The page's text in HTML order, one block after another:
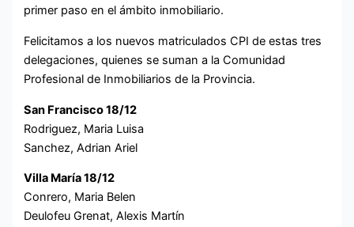
primer paso en el ámbito inmobiliario.
Felicitamos a los nuevos matriculados CPI de estas tres
delegaciones, quienes se suman a la Comunidad
Profesional de Inmobiliarios de la Provincia.
San Francisco 18/12
Rodriguez, Maria Luisa
Sanchez, Adrian Ariel
Villa María 18/12
Conrero, Maria Belen
Deulofeu Grenat, Alexis Martín